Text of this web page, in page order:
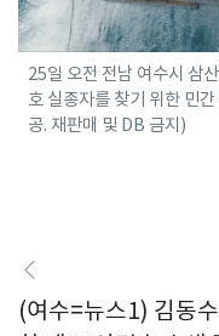
25일 오전 전남 여수시 삼
호 실종자를 찾기 위한 민
공. 재판매 및 DB 금지)
(여수=뉴스1) 김동